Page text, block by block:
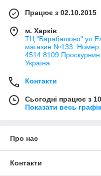
Працює з 02.10.2015
м. Харків
ТЦ "Барабашово"
магазин №133. Номер
4514 8109 Проскурнин
Україна
Контакти
Сьогодні працює з
Показати весь
Про нас
Контакти